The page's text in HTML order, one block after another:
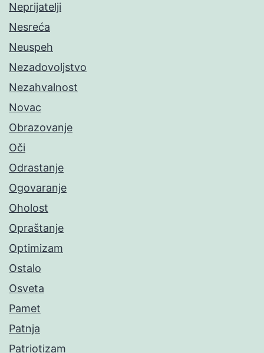
Neprijatelji
Nesreća
Neuspeh
Nezadovoljstvo
Nezahvalnost
Novac
Obrazovanje
Oči
Odrastanje
Ogovaranje
Oholost
Opraštanje
Optimizam
Ostalo
Osveta
Pamet
Patnja
Patriotizam